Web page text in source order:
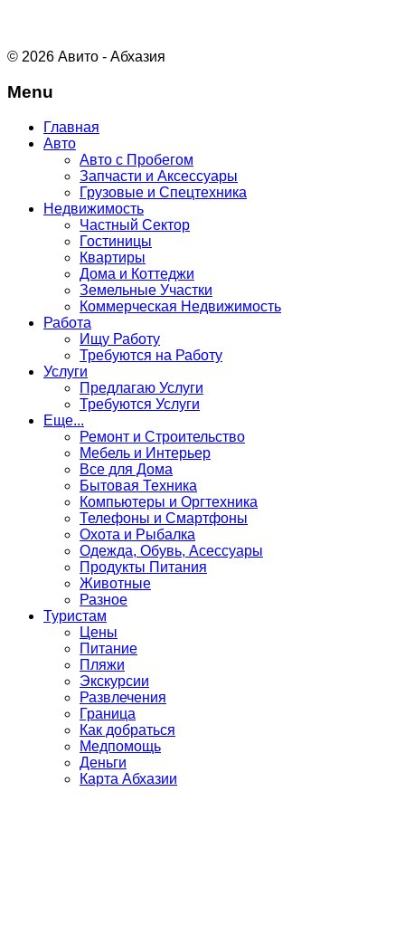
© 2026 Авито - Абхазия
Menu
Главная
Авто
Авто с Пробегом
Запчасти и Аксессуары
Грузовые и Спецтехника
Недвижимость
Частный Сектор
Гостиницы
Квартиры
Дома и Коттеджи
Земельные Участки
Коммерческая Недвижимость
Работа
Ищу Работу
Требуются на Работу
Услуги
Предлагаю Услуги
Требуются Услуги
Еще...
Ремонт и Строительство
Мебель и Интерьер
Все для Дома
Бытовая Техника
Компьютеры и Оргтехника
Телефоны и Смартфоны
Охота и Рыбалка
Одежда, Обувь, Асессуары
Продукты Питания
Животные
Разное
Туристам
Цены
Питание
Пляжи
Экскурсии
Развлечения
Граница
Как добраться
Медпомощь
Деньги
Карта Абхазии